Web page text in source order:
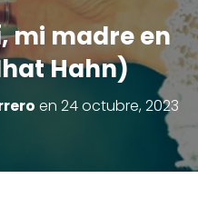
I
A
M
D
O
mi madre en
Hahn)
en 24 octubre, 2023